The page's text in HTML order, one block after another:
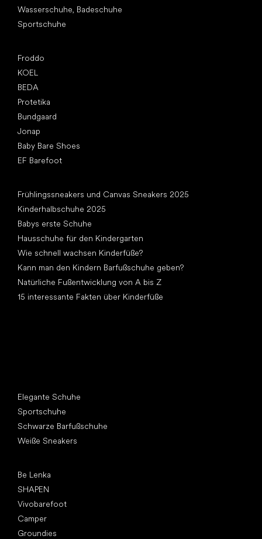
Wasserschuhe, Badeschuhe
Sportschuhe
Froddo
KOEL
BEDA
Protetika
Bundgaard
Jonap
Baby Bare Shoes
EF Barefoot
Frühlingssneakers und Canvas Sneakers 2025
Kinderhalbschuhe 2025
Babys erste Schuhe
Hausschuhe für den Kindergarten
Wie schnell wachsen Kinderfüße?
Kann man den Kindern Barfußschuhe geben?
Natürliche Fußentwicklung von A bis Z
15 interessante Fakten über Kinderfüße
Elegante Schuhe
Sportschuhe
Schwarze Barfußschuhe
Weiße Sneakers
Be Lenka
SHAPEN
Vivobarefoot
Camper
Groundies